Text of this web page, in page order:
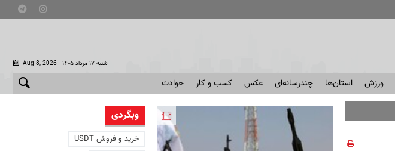
Aug 8, 2026 - شنبه ۱۷ مرداد ۱۴۰۵
ورزش استان‌ها چندرسانه‌ای عکس کسب و کار حوادث
وبگردی
خرید و فروش USDT